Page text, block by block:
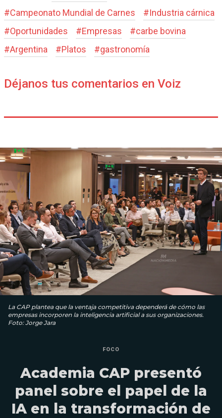
#Campeonato Mundial de Carnes #Industria cárnica
#Oportunidades #Empresas #carbe bovina
#Argentina #Platos #gastronomía
Déjanos tus comentarios en Voiz
La CAP plantea que la ventaja competitiva dependerá de cómo las
empresas incorporen la inteligencia artificial a sus organizaciones.
Foto: Jorge Jara
FOCO
Academia CAP presentó
panel sobre el papel de la
IA en la transformación de